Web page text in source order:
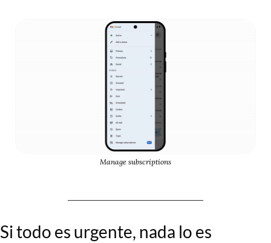
Manage subscriptions
Si todo es urgente, nada lo es